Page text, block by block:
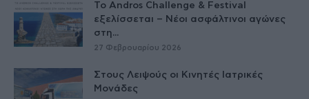
Το Andros Challenge & Festival
εξελίσσεται – Νέοι ασφάλτινοι αγώνες
στη...
27 Φεβρουαρίου 2026
Στους Λειψούς οι Κινητές Ιατρικές
Μονάδες